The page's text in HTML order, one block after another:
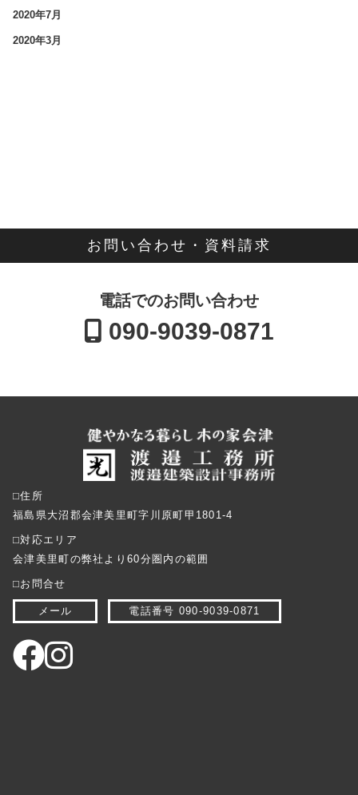
2020年7月
2020年3月
お問い合わせ・資料請求
電話でのお問い合わせ
090-9039-0871
⬜︎住所
福島県大沼郡会津美里町字川原町甲1801-4
⬜︎対応エリア
会津美里町の弊社より60分圏内の範囲
⬜︎お問合せ
メール 電話番号 090-9039-0871